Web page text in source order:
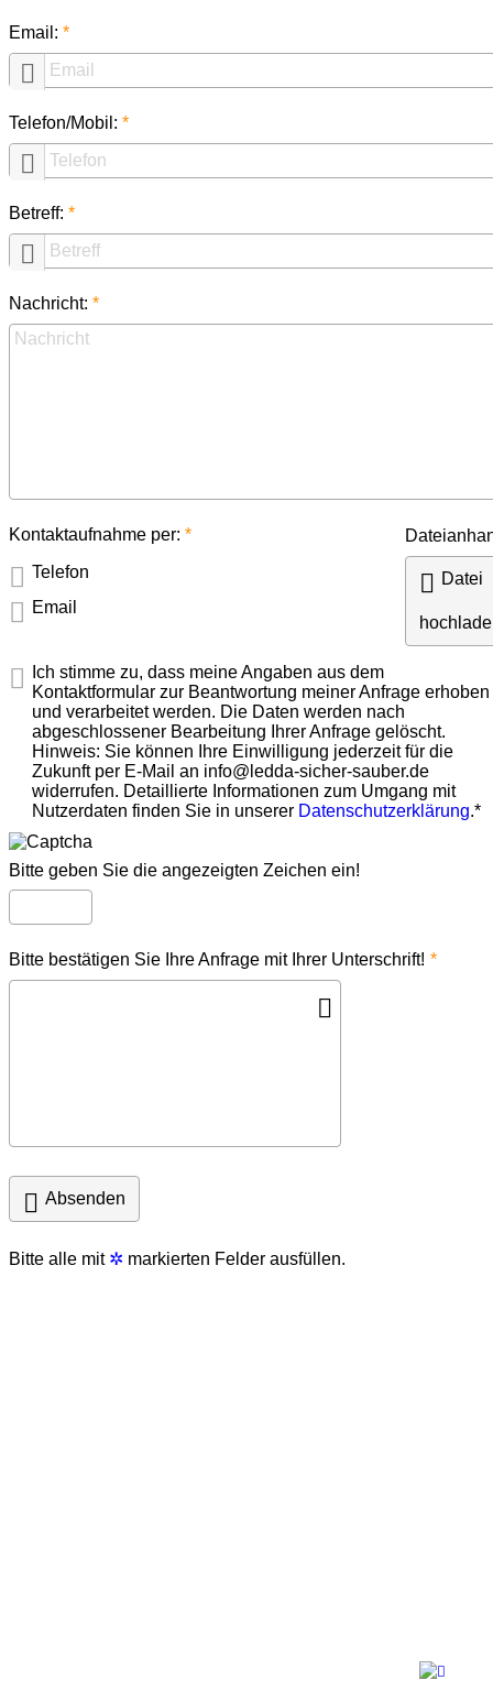
Email:

Telefon/Mobil:

Betreff:

Nachricht:
Kontaktaufnahme per:
Telefon
Email
 Datei
Ich stimme zu, dass meine Angaben aus dem
Kontaktformular zur Beantwortung meiner Anfrage erhoben
und verarbeitet werden. Die Daten werden nach
abgeschlossener Bearbeitung Ihrer Anfrage gelöscht.
Hinweis: Sie können Ihre Einwilligung jederzeit für die
Zukunft per E-Mail an info@ledda-sicher-sauber.de
widerrufen. Detaillierte Informationen zum Umgang mit
Nutzerdaten finden Sie in unserer Datenschutzerklärung.*
Bitte geben Sie die angezeigten Zeichen ein!
Bitte bestätigen Sie Ihre Anfrage mit Ihrer Unterschrift!

 Absenden
Bitte alle mit ✲ markierten Felder ausfüllen.